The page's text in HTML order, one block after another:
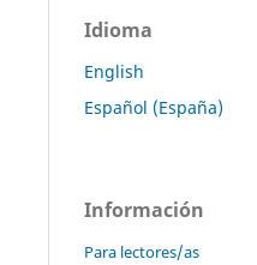
Idioma
English
Español (España)
Información
Para lectores/as